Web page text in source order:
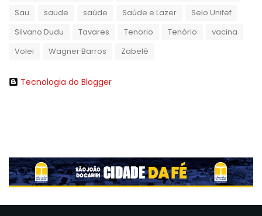
Sau
saude saúde Saúde e Lazer
Selo Unifef
Silvano Dudu
Tavares Tenorio Tenório
vacina
Volei
Wagner Barros Zabelê
Tecnologia do Blogger